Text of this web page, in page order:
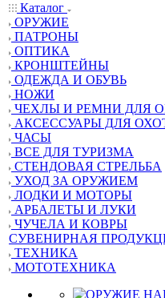
Каталог
ОРУЖИЕ
ПАТРОНЫ
ОПТИКА
КРОНШТЕЙНЫ
ОДЕЖДА И ОБУВЬ
НОЖИ
ЧЕХЛЫ И РЕМНИ ДЛЯ
АКСЕССУАРЫ ДЛЯ
ЧАСЫ
ВСЕ ДЛЯ ТУРИЗМА
СТЕНДОВАЯ СТРЕЛЬБА
УХОД ЗА ОРУЖИЕМ
ЛОДКИ И МОТОРЫ
АРБАЛЕТЫ И ЛУКИ
ЧУЧЕЛА И КОВРЫ
СУВЕНИРНАЯ
ТЕХНИКА
МОТОТЕХНИКА